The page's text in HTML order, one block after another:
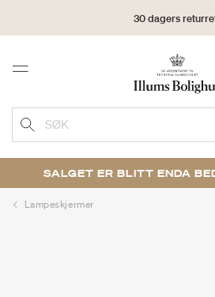
30 dagers
Menu
SØK
SALGET ER BLITT ENDA
Lampeskjermer